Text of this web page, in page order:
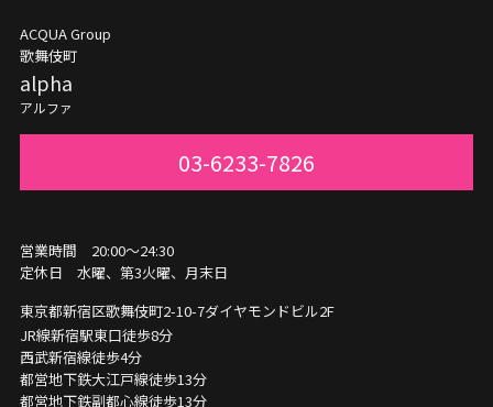
ACQUA Group
歌舞伎町
alpha
アルファ
03-6233-7826
営業時間 20:00～24:30
定休日 水曜、第3火曜、月末日
東京都新宿区歌舞伎町2-10-7ダイヤモンドビル2F
JR線新宿駅東口徒歩8分
西武新宿線徒歩4分
都営地下鉄大江戸線徒歩13分
都営地下鉄副都心線徒歩13分